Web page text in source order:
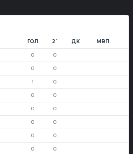
ГОЛ 2` ДК МВП
0 0
0 0
1 0
0 0
0 0
0 0
0 0
0 0